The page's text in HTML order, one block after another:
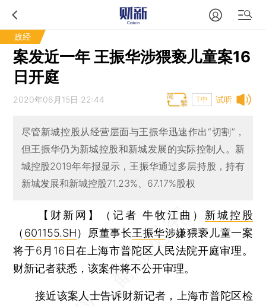
政经
案发近一年 王振华涉猥亵儿童案16
日开庭
试听
2020年06月15日 22:44 T中
尽管新城控股从经营层面与王振华迅速作出“切割”，
但王振华仍为新城控股和新城发展的实际控制人。新
城控股2019年年报显示，王振华通过多层持股，持有
新城发展和新城控股71.23%、67.17%股权
【财新网】（记者 牛牧江曲） 新城控股
（ 601155.SH）原董事长王振华涉嫌猥亵儿童一案
将于6月16日在上海市普陀区人民法院开庭审理。
财新记者获悉，该案件将不公开审理。
接近该案人士告诉财新记者，上海市普陀区检